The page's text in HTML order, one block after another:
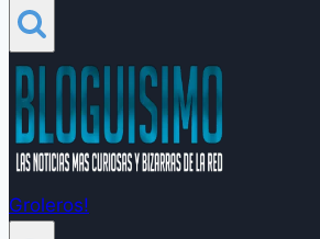
Groleros!